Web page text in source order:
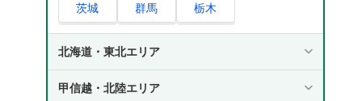
茨城 群馬 栃木
北海道・東北エリア
甲信越・北陸エリア